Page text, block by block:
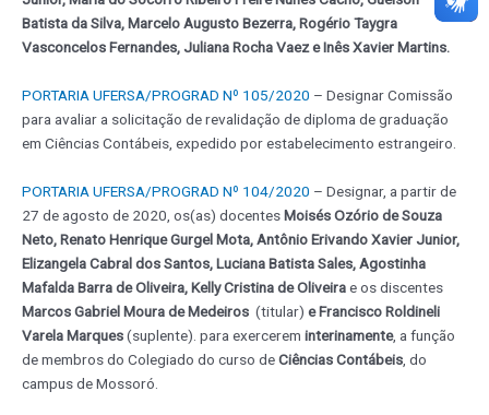
Batista da Silva, Marcelo Augusto Bezerra, Rogério Taygra
Vasconcelos Fernandes, Juliana Rocha Vaez e Inês Xavier Martins.
PORTARIA UFERSA/PROGRAD Nº 105/2020 – Designar Comissão
para avaliar a solicitação de revalidação de diploma de graduação
em Ciências Contábeis, expedido por estabelecimento estrangeiro.
PORTARIA UFERSA/PROGRAD Nº 104/2020 – Designar, a partir de
27 de agosto de 2020, os(as) docentesMoisés Ozório de Souza
Neto, Renato Henrique Gurgel Mota, Antônio Erivando Xavier Junior,
Elizangela Cabral dos Santos, Luciana Batista Sales, Agostinha
Mafalda Barra de Oliveira, Kelly Cristina de Oliveirae os discentes
Marcos Gabriel Moura de Medeiros (titular) e Francisco Roldineli
Varela Marques(suplente). para exercerem interinamente, a função
de membros do Colegiado do curso deCiências Contábeis , do
campus de Mossoró.